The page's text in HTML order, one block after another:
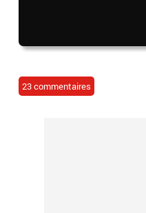
23 commentaires